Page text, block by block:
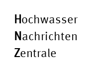
Hochwasser
Nachrichten
Zentrale